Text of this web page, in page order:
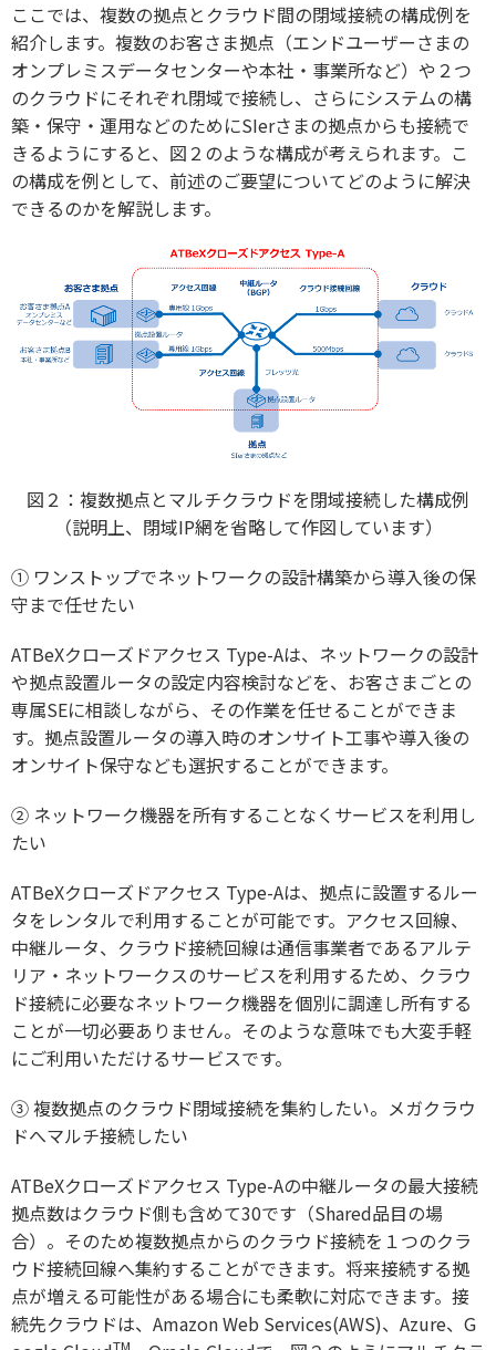
ここでは、複数の拠点とクラウド間の閉域接続の構成例を
紹介します。複数のお客さま拠点（エンドユーザーさまの
オンプレミスデータセンターや本社・事業所など）や２つ
のクラウドにそれぞれ閉域で接続し、さらにシステムの構
築・保守・運用などのためにSIerさまの拠点からも接続で
きるようにすると、図２のような構成が考えられます。こ
の構成を例として、前述のご要望についてどのように解決
できるのかを解説します。
図２：複数拠点とマルチクラウドを閉域接続した構成例
（説明上、閉域IP網を省略して作図しています）
① ワンストップでネットワークの設計構築から導入後の保
守まで任せたい
ATBeXクローズドアクセス Type-Aは、ネットワークの設計
や拠点設置ルータの設定内容検討などを、お客さまごとの
専属SEに相談しながら、その作業を任せることができま
す。拠点設置ルータの導入時のオンサイト工事や導入後の
オンサイト保守なども選択することができます。
② ネットワーク機器を所有することなくサービスを利用し
たい
ATBeXクローズドアクセス Type-Aは、拠点に設置するルー
タをレンタルで利用することが可能です。アクセス回線、
中継ルータ、クラウド接続回線は通信事業者であるアルテ
リア・ネットワークスのサービスを利用するため、クラウ
ド接続に必要なネットワーク機器を個別に調達し所有する
ことが一切必要ありません。そのような意味でも大変手軽
にご利用いただけるサービスです。
③複数拠点のクラウド閉域接続を集約したい。メガクラウ
ドへマルチ接続したい
ATBeXクローズドアクセス Type-Aの中継ルータの最大接続
拠点数はクラウド側も含めて30です（Shared品目の場
合）。そのため複数拠点からのクラウド接続を１つのクラ
ウド接続回線へ集約することができます。将来接続する拠
点が増える可能性がある場合にも柔軟に対応できます。接
続先クラウドは、Amazon Web Services(AWS)、Azure、G
TM